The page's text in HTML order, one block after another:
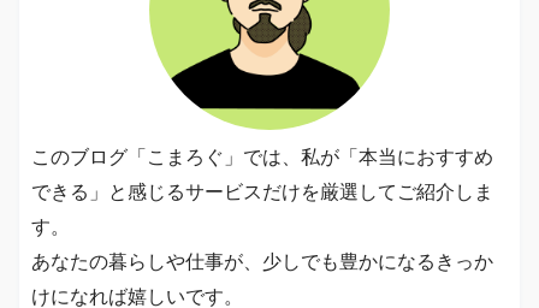
このブログ「こまろぐ」では、私が「本当におすすめ
できる」と感じるサービスだけを厳選してご紹介しま
す。
あなたの暮らしや仕事が、少しでも豊かになるきっか
けになれば嬉しいです。